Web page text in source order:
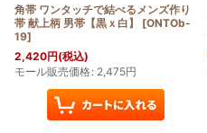
角帯 ワンタッチで結べるメンズ作り
帯 献上柄 男帯【黒ｘ白】
[ONTOb-
19]
2,420円(税込)
モール販売価格: 2,475円